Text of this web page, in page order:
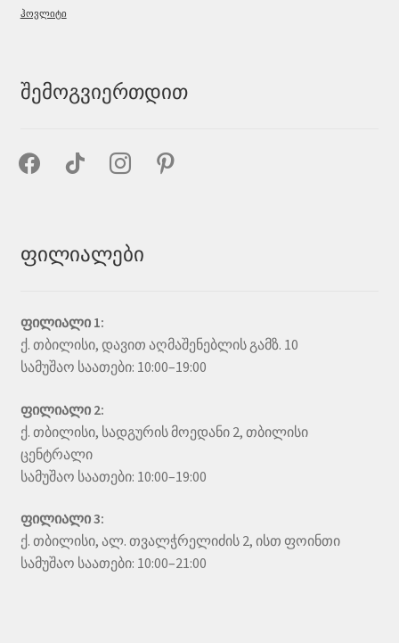
ჰოვლიტი
შემოგვიერთდით
facebook tiktok instagrampinterest
ფილიალები
ფილიალი 1:
ქ. თბილისი, დავით აღმაშენებლის გამზ. 10
სამუშაო საათები: 10:00–19:00
ფილიალი 2:
ქ. თბილისი, სადგურის მოედანი 2, თბილისი
ცენტრალი
სამუშაო საათები: 10:00–19:00
ფილიალი 3:
ქ. თბილისი, ალ. თვალჭრელიძის 2, ისთ ფოინთი
სამუშაო საათები: 10:00–21:00